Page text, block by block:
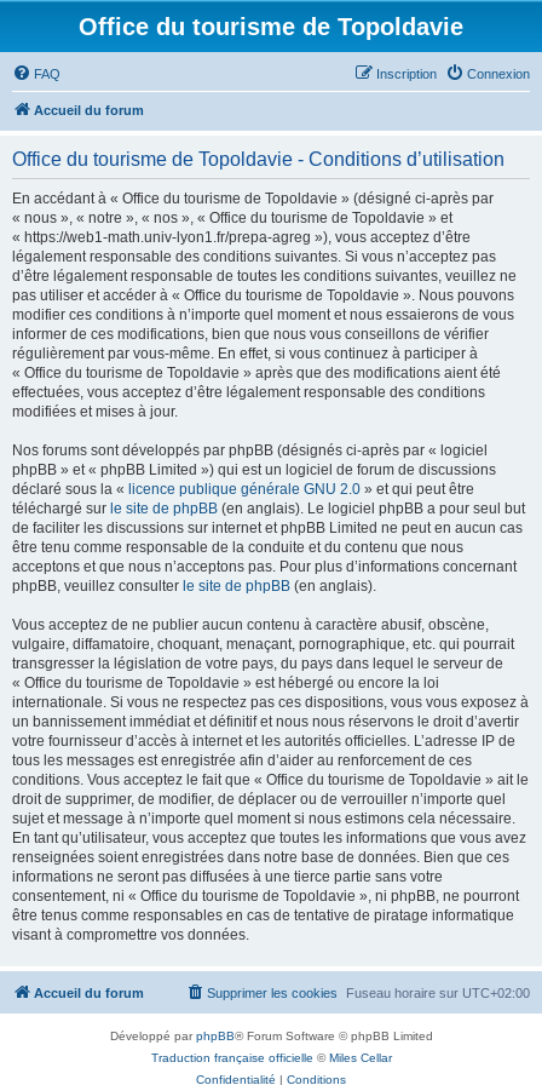
Office du tourisme de Topoldavie
FAQ Connexion
Inscription
Accueil du forum
Office du tourisme de Topoldavie - Conditions d’utilisation
En accédant à « Office du tourisme de Topoldavie » (désigné ci-après par
« nous », « notre », « nos », « Office du tourisme de Topoldavie » et
« https://web1-math.univ-lyon1.fr/prepa-agreg »), vous acceptez d’être
légalement responsable des conditions suivantes. Si vous n’acceptez pas
d’être légalement responsable de toutes les conditions suivantes, veuillez ne
pas utiliser et accéder à « Office du tourisme de Topoldavie ». Nous pouvons
modifier ces conditions à n’importe quel moment et nous essaierons de vous
informer de ces modifications, bien que nous vous conseillons de vérifier
régulièrement par vous-même. En effet, si vous continuez à participer à
« Office du tourisme de Topoldavie » après que des modifications aient été
effectuées, vous acceptez d’être légalement responsable des conditions
modifiées et mises à jour.
Nos forums sont développés par phpBB (désignés ci-après par « logiciel
phpBB » et « phpBB Limited ») qui est un logiciel de forum de discussions
déclaré sous la « licence publique générale GNU 2.0 » et qui peut être
téléchargé sur le site de phpBB (en anglais). Le logiciel phpBB a pour seul but
de faciliter les discussions sur internet et phpBB Limited ne peut en aucun cas
être tenu comme responsable de la conduite et du contenu que nous
acceptons et que nous n’acceptons pas. Pour plus d’informations concernant
phpBB, veuillez consulter le site de phpBB (en anglais).
Vous acceptez de ne publier aucun contenu à caractère abusif, obscène,
vulgaire, diffamatoire, choquant, menaçant, pornographique, etc. qui pourrait
transgresser la législation de votre pays, du pays dans lequel le serveur de
« Office du tourisme de Topoldavie » est hébergé ou encore la loi
internationale. Si vous ne respectez pas ces dispositions, vous vous exposez à
un bannissement immédiat et définitif et nous nous réservons le droit d’avertir
votre fournisseur d’accès à internet et les autorités officielles. L’adresse IP de
tous les messages est enregistrée afin d’aider au renforcement de ces
conditions. Vous acceptez le fait que « Office du tourisme de Topoldavie » ait le
droit de supprimer, de modifier, de déplacer ou de verrouiller n’importe quel
sujet et message à n’importe quel moment si nous estimons cela nécessaire.
En tant qu’utilisateur, vous acceptez que toutes les informations que vous avez
renseignées soient enregistrées dans notre base de données. Bien que ces
informations ne seront pas diffusées à une tierce partie sans votre
consentement, ni « Office du tourisme de Topoldavie », ni phpBB, ne pourront
être tenus comme responsables en cas de tentative de piratage informatique
visant à compromettre vos données.
Accueil du forum Fuseau horaire sur UTC+02:00
Supprimer les cookies
Développé parphpBB® Forum Software © phpBB Limited
Traduction française officielle ©Miles Cellar
Confidentialité | Conditions